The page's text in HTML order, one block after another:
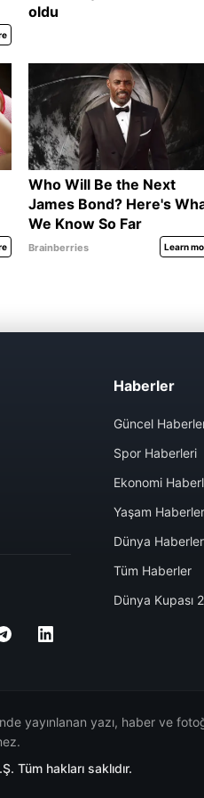
Haberler
Güncel
Spor Haberleri
Ekonomi
Yaşam
Dünya
Tüm Haberler
Dünya Kupası
yayınlanan yazı, haber ve
Tüm hakları saklıdır.